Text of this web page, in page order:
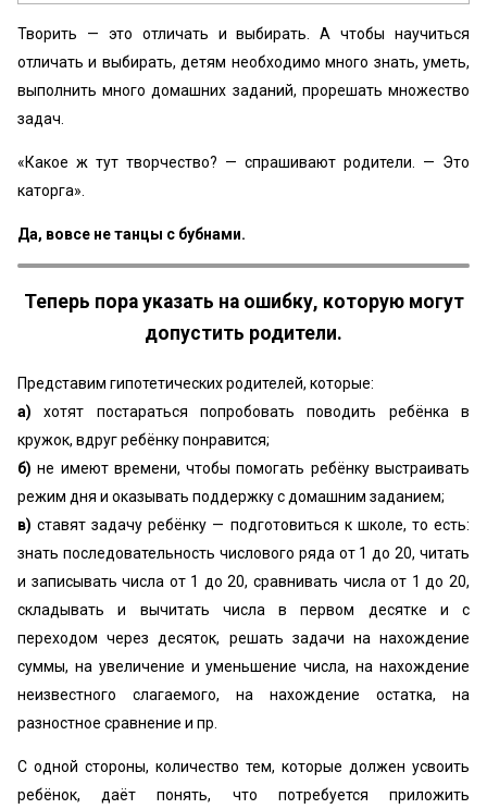
Творить — это отличать и выбирать. А чтобы научиться
отличать и выбирать, детям необходимо много знать, уметь,
выполнить много домашних заданий, прорешать множество
задач.
«‎Какое ж тут творчество? — спрашивают родители. — Это
каторга».
Да, вовсе не танцы с бубнами.
Теперь пора указать на ошибку, которую могут
допустить родители.
Представим гипотетических родителей, которые:
а) хотят постараться попробовать поводить ребёнка в
кружок, вдруг ребёнку понравится;
б) не имеют времени, чтобы помогать ребёнку выстраивать
режим дня и оказывать поддержку с домашним заданием;
в) ставят задачу ребёнку — подготовиться к школе, то есть:
знать последовательность числового ряда от 1 до 20, читать
и записывать числа от 1 до 20, сравнивать числа от 1 до 20,
складывать и вычитать числа в первом десятке и с
переходом через десяток, решать задачи на нахождение
суммы, на увеличение и уменьшение числа, на нахождение
неизвестного слагаемого, на нахождение остатка, на
разностное сравнение и пр.
С одной стороны, количество тем, которые должен усвоить
ребёнок, даёт понять, что потребуется приложить